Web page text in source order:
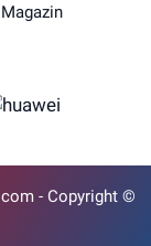
Magazin
- Copyright ©